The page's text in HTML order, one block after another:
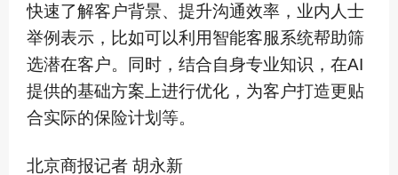
快速了解客户背景、提升沟通效率，业内人士
举例表示，比如可以利用智能客服系统帮助筛
选潜在客户。同时，结合自身专业知识，在AI
提供的基础方案上进行优化，为客户打造更贴
合实际的保险计划等。
北京商报记者 胡永新